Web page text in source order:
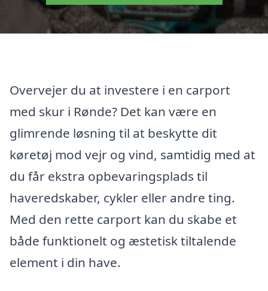
Overvejer du at investere i en carport
med skur i Rønde? Det kan være en
glimrende løsning til at beskytte dit
køretøj mod vejr og vind, samtidig med at
du får ekstra opbevaringsplads til
haveredskaber, cykler eller andre ting.
Med den rette carport kan du skabe et
både funktionelt og æstetisk tiltalende
element i din have.